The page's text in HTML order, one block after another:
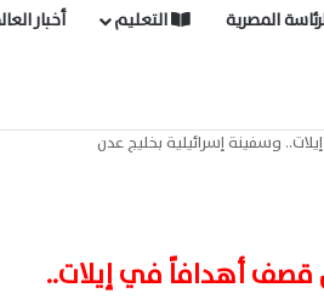
المصرية التعليم أخبار
وسفينة إسرائيلية بخليج عدن
أهدافاً في إيلات..